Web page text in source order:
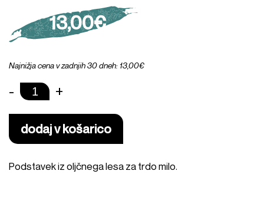
13,00€
Najnižja cena v zadnjih 30 dneh: 13,00€
- +
dodaj v košarico
Podstavek iz oljčnega lesa za trdo milo.